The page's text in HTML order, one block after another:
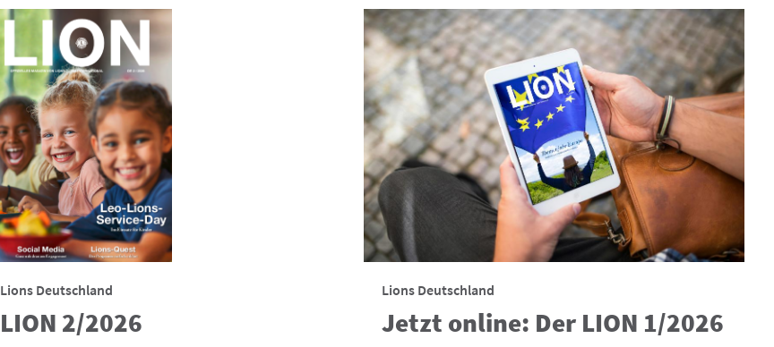
Lions Deutschland
LION 2/2026
Lions Deutschland
Jetzt online: Der LION 1/2026